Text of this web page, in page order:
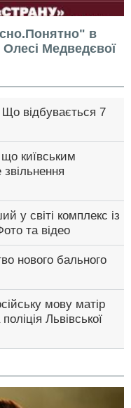
в
Олесі Медведєвої
Що відбувається 7
київським
у світі комплекс із
та відео
нового бального
мову матір
Львівської